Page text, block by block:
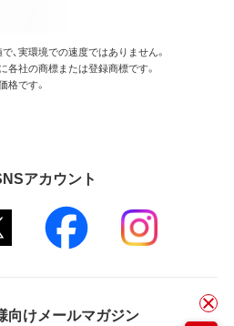
実環境での速度ではありません。
社の商標または登録商標です。
格です。
アカウント
向けメールマガジン